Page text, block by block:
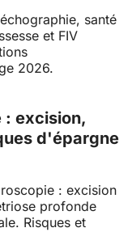
santé
et FIV
2026.
: excision,
d'épargne
: excision
profonde
Risques et